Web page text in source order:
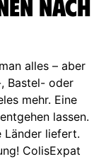
alles – aber
Bastel- oder
mehr. Eine
lassen.
Länder liefert.
ColisExpat